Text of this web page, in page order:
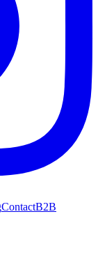
ContactB2B